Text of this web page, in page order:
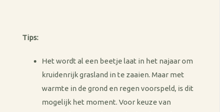
Tips:
Het wordt al een beetje laat in het najaar om
kruidenrijk grasland in te zaaien. Maar met
warmte in de grond en regen voorspeld, is dit
mogelijk het moment. Voor keuze van